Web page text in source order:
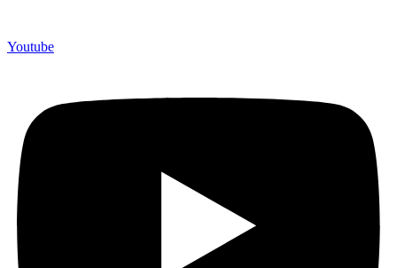
Youtube